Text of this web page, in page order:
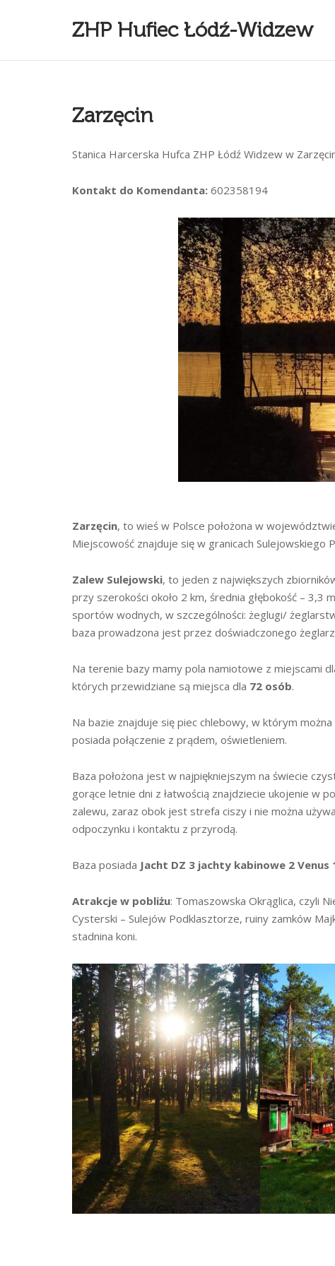
ZHP Hufiec Łódź-Widzew
Zarzęcin
Stanica Harcerska Hufca ZHP Łódź Widzew w
Kontakt do Komendanta: 602358194
Zarzęcin, to wieś w Polsce położona w
Miejscowość znajduje się w granicach Sulejowskiego
Zalew Sulejowski, to jeden z największych
przy szerokości około 2 km, średnia głębokość – 3,3
sportów wodnych, w szczególności: żeglugi/
baza prowadzona jest przez doświadczonego
Na terenie bazy mamy pola namiotowe z miejscami
których przewidziane są miejsca dla 72 osób.
Na bazie znajduje się piec chlebowy, w którym
posiada połączenie z prądem, oświetleniem.
Baza położona jest w najpiękniejszym na świecie
gorące letnie dni z łatwością znajdziecie ukojenie w
zalewu, zaraz obok jest strefa ciszy i nie można
odpoczynku i kontaktu z przyrodą.
Baza posiada Jacht DZ 3 jachty kabinowe 2
Atrakcje w pobliżu: Tomaszowska Okrąglica, czyli
Cysterski – Sulejów Podklasztorze, ruiny zamków
stadnina koni.